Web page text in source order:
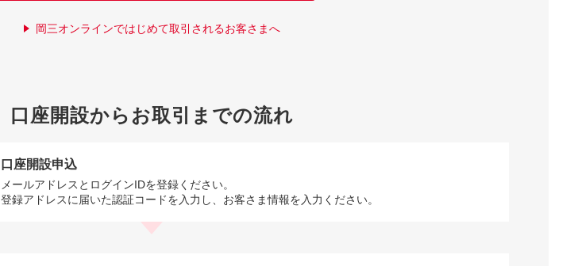
岡三オンラインではじめて取引されるお客さまへ
口座開設からお取引までの流れ
口座開設申込
メールアドレスとログインIDを登録ください。
登録アドレスに届いた認証コードを入力し、お客さま情報を入力ください。